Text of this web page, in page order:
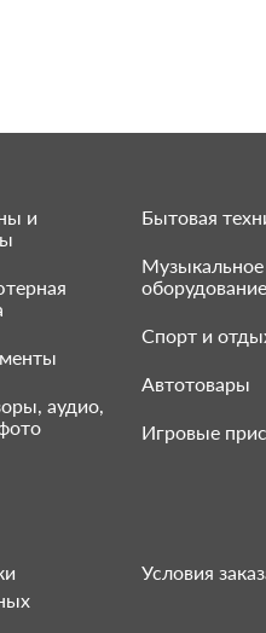
и
аудио,
Бытовая
Музыкальное
оборудование
Спорт и
Автотовары
Игровые
Условия